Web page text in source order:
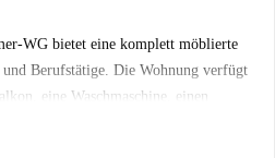
WG bietet eine komplett möblierte
Berufstätige. Die Wohnung verfügt
eine Waschmaschine, einen
und einen Fernseher. Paare sind